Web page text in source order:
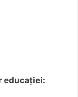
educației: